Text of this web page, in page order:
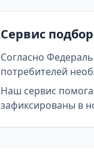
Сервис
Согласно
потребителей
Наш сервис
зафиксированы в